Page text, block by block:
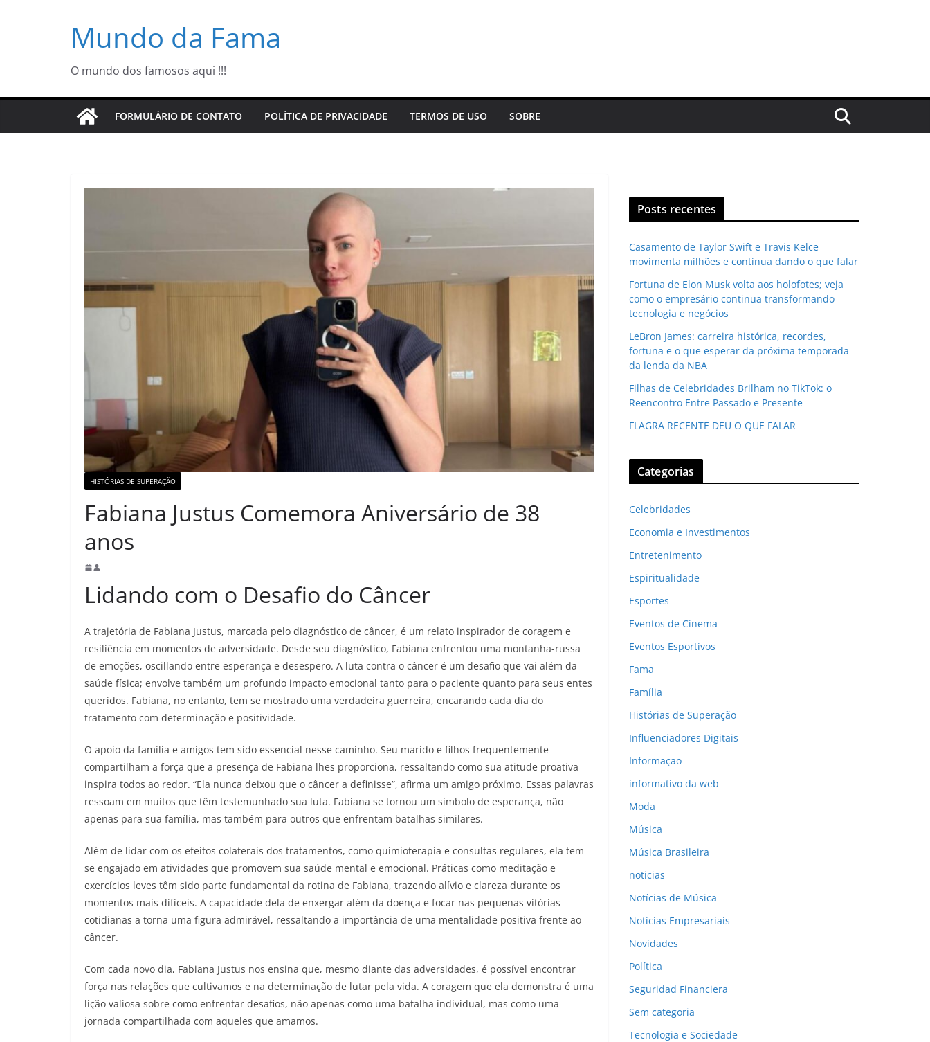
Mundo da Fama
O mundo dos famosos aqui !!!
FORMULÁRIO DE CONTATO POLÍTICA DE PRIVACIDADE TERMOS DE USO SOBRE
HISTÓRIAS DE SUPERAÇÃO
Fabiana Justus Comemora Aniversário de 38
anos
Lidando com o Desafio do Câncer
A trajetória de Fabiana Justus, marcada pelo diagnóstico de câncer, é um relato inspirador de coragem e
resiliência em momentos de adversidade. Desde seu diagnóstico, Fabiana enfrentou uma montanha-russa
de emoções, oscillando entre esperança e desespero. A luta contra o câncer é um desafio que vai além da
saúde física; envolve também um profundo impacto emocional tanto para o paciente quanto para seus entes
queridos. Fabiana, no entanto, tem se mostrado uma verdadeira guerreira, encarando cada dia do
tratamento com determinação e positividade.
O apoio da família e amigos tem sido essencial nesse caminho. Seu marido e filhos frequentemente
compartilham a força que a presença de Fabiana lhes proporciona, ressaltando como sua atitude proativa
inspira todos ao redor. “Ela nunca deixou que o câncer a definisse”, afirma um amigo próximo. Essas palavras
ressoam em muitos que têm testemunhado sua luta. Fabiana se tornou um símbolo de esperança, não
apenas para sua família, mas também para outros que enfrentam batalhas similares.
Além de lidar com os efeitos colaterais dos tratamentos, como quimioterapia e consultas regulares, ela tem
se engajado em atividades que promovem sua saúde mental e emocional. Práticas como meditação e
exercícios leves têm sido parte fundamental da rotina de Fabiana, trazendo alívio e clareza durante os
momentos mais difíceis. A capacidade dela de enxergar além da doença e focar nas pequenas vitórias
cotidianas a torna uma figura admirável, ressaltando a importância de uma mentalidade positiva frente ao
câncer.
Com cada novo dia, Fabiana Justus nos ensina que, mesmo diante das adversidades, é possível encontrar
força nas relações que cultivamos e na determinação de lutar pela vida. A coragem que ela demonstra é uma
lição valiosa sobre como enfrentar desafios, não apenas como uma batalha individual, mas como uma
jornada compartilhada com aqueles que amamos.
Posts recentes
Casamento de Taylor Swift e Travis Kelce
movimenta milhões e continua dando o que falar
Fortuna de Elon Musk volta aos holofotes; veja
como o empresário continua transformando
tecnologia e negócios
LeBron James: carreira histórica, recordes,
fortuna e o que esperar da próxima temporada
da lenda da NBA
Filhas de Celebridades Brilham no TikTok: o
Reencontro Entre Passado e Presente
FLAGRA RECENTE DEU O QUE FALAR
Categorias
Celebridades
Economia e Investimentos
Entretenimento
Espiritualidade
Esportes
Eventos de Cinema
Eventos Esportivos
Fama
Família
Histórias de Superação
Influenciadores Digitais
Informaçao
informativo da web
Moda
Música
Música Brasileira
noticias
Notícias de Música
Notícias Empresariais
Novidades
Política
Seguridad Financiera
Sem categoria
Tecnologia e Sociedade